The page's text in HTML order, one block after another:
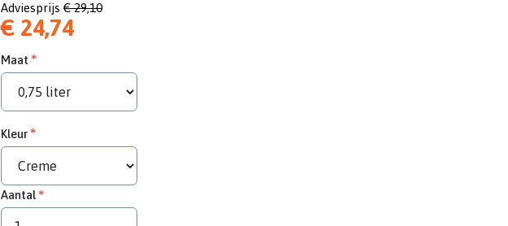
Adviesprijs € 29,10
€ 24,74
Maat
Kleur
Aantal